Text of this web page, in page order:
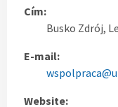
Cím:
Busko Zdrój,
E-mail:
Website: